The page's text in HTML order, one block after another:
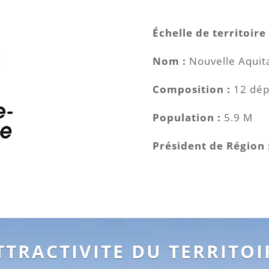
Échelle de territoire
Nom : Nouvelle
Composition : 12
Population : 5.9 M
Président de Région
DU